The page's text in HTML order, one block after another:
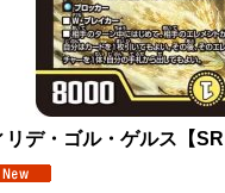
リデ・ゴル・ゲルス【